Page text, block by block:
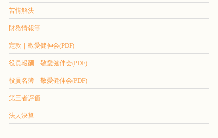
苦情解決
財務情報等
定款｜敬愛健伸会(PDF)
役員報酬｜敬愛健伸会(PDF)
役員名簿｜敬愛健伸会(PDF)
第三者評価
法人決算